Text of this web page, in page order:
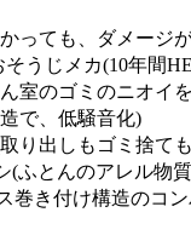
っても、ダメージ
そうじメカ(10年間
室のゴミのニオイ
で、低騒音化)
り出しもゴミ捨て
(ふとんのアレル物
巻き付け構造のコ